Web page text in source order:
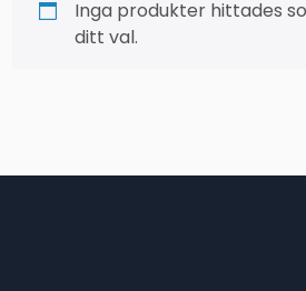
Inga produkter hittades
ditt val.